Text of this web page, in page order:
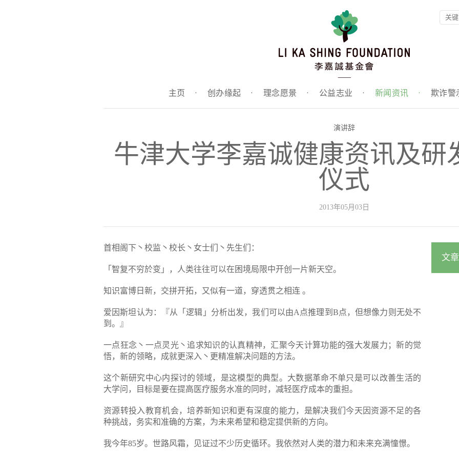
主页 · 创办缘起 · 理念愿景 · 公益志业 · 新闻资讯 · 欺诈警
演讲辞
牛津大学李嘉诚健康资讯及研
仪式
2013年05月03日
首相阁下丶校监丶校长丶女士们丶先生们：
「智复不穷於变」，人类往往可以在困境局限中开创一片新天空。
知识富博日新，交拼开拓，又似有一道，穿透贯之相连 。
爱因斯坦认为：『从「逻辑」分析出发，我们可以由A点推理到B点，但想像力则无处不
到。』
一点狂念丶一点灵光丶追求知识的认真精神，汇聚今天计算功能的强大发展力；新的觉
悟，新的领略，成就更深入丶更精准解决问题的方法。
这个新研究中心内探讨的领域，是这模型的典型。大数据革命不单只是可以改善生活的
大学问，目标是要在提高医疗服务水准的同时，减轻医疗成本的重担。
资源转投入教育机会，培养新知识和更有深度的能力，是解决我们今天因资源不足的各
种挑战，务实和准确的方案，为未来希望和稳定提供新的方向。
我今年85岁。世路风霜，见证过不少历史循环。我依然对人类的潜力和未来充满憧憬。
文